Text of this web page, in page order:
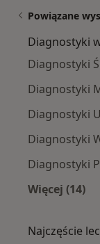
Powiązane
Diagnostyki
Diagnostyki
Diagnostyki
Diagnostyki
Diagnostyki
Diagnostyki
Więcej (14)
Najczęście